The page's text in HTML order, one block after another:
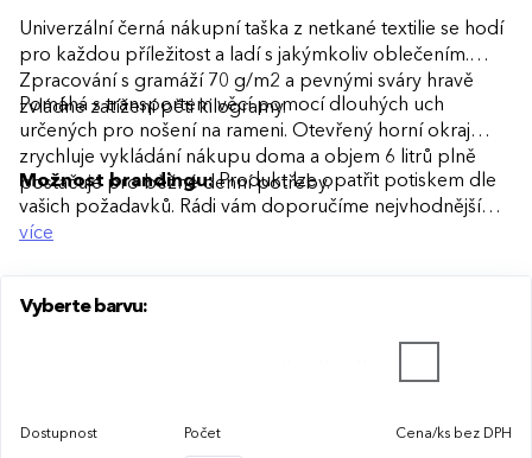
Univerzální černá nákupní taška z netkané textilie se hodí
pro každou příležitost a ladí s jakýmkoliv oblečením.
Zpracování s gramáží 70 g/m2 a pevnými sváry hravě
zvládne zatížení pěti kilogramy.
Pomáhá s transportem věcí pomocí dlouhých uch
určených pro nošení na rameni. Otevřený horní okraj
zrychluje vykládání nákupu doma a objem 6 litrů plně
postačuje pro běžné denní potřeby.
Možnost brandingu:Produkt lze opatřit potiskem dle
vašich požadavků. Rádi vám doporučíme nejvhodnější
technologii potisku s ohledem na design i váš rozpočet.
více
Vyberte barvu:
Dostupnost Počet Cena/ks bez DPH